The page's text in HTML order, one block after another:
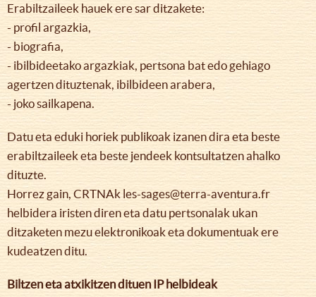
Erabiltzaileek hauek ere sar ditzakete:
- profil argazkia,
- biografia,
- ibilbideetako argazkiak, pertsona bat edo gehiago
agertzen dituztenak, ibilbideen arabera,
- joko sailkapena.
Datu eta eduki horiek publikoak izanen dira eta beste
erabiltzaileek eta beste jendeek kontsultatzen ahalko
dituzte.
Horrez gain, CRTNAk les-sages@terra-aventura.fr
helbidera iristen diren eta datu pertsonalak ukan
ditzaketen mezu elektronikoak eta dokumentuak ere
kudeatzen ditu.
Biltzen eta atxikitzen dituen IP helbideak